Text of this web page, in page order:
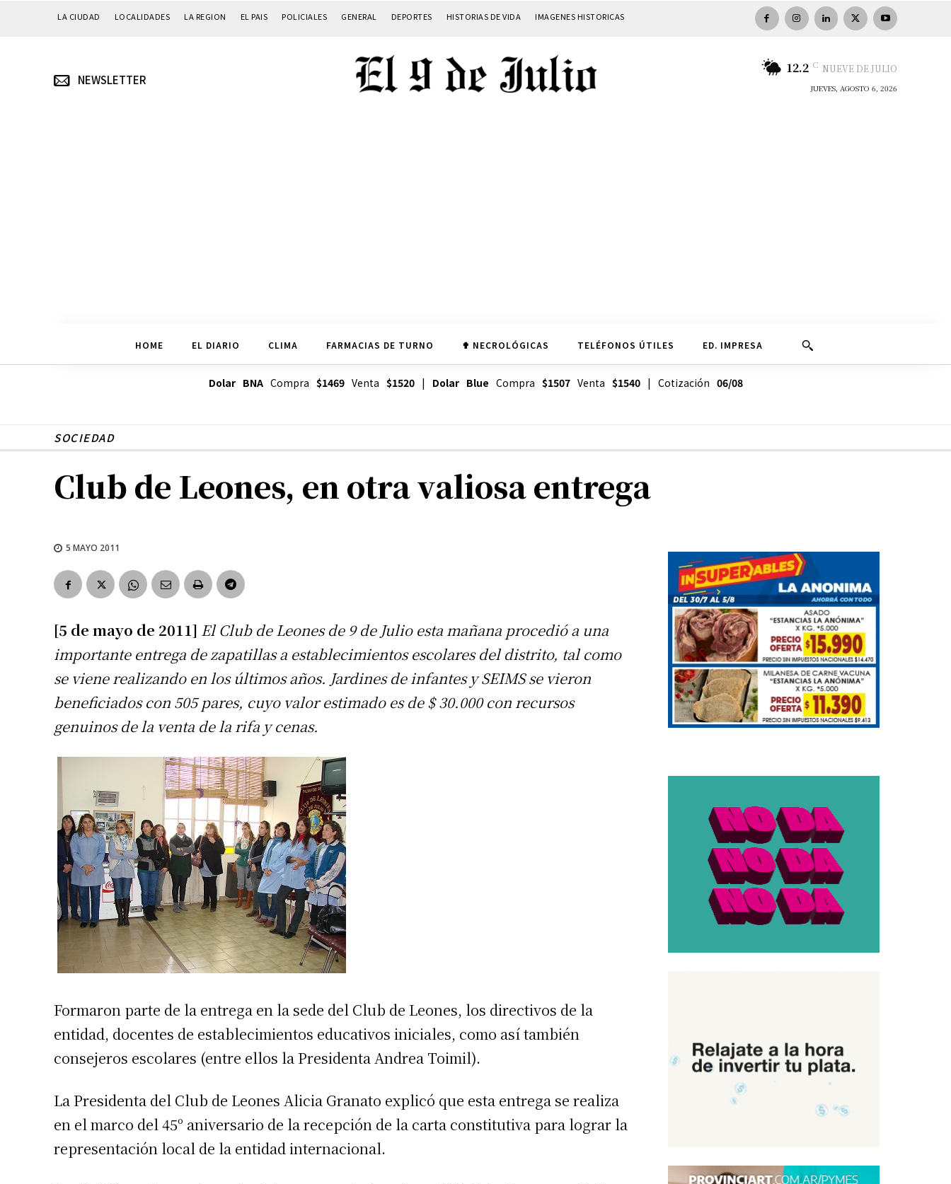
LA CIUDAD LOCALIDADES LA REGION EL PAIS POLICIALES GENERAL DEPORTES HISTORIAS DE VIDA IMAGENES HISTORICAS
NEWSLETTER
12.2 C NUEVE DE JULIO
JUEVES, AGOSTO 6, 2026
HOME EL DIARIO CLIMA FARMACIAS DE TURNO ✟ NECROLÓGICAS TELÉFONOS ÚTILES ED. IMPRESA
Dolar BNACompra $1469Venta $1520| Dolar Blue Compra $1507Venta $1540| Cotización 06/08
SOCIEDAD
Club de Leones, en otra valiosa entrega
5 MAYO 2011
[5 de mayo de 2011] El Club de Leones de 9 de Julio esta mañana procedió a una
importante entrega de zapatillas a establecimientos escolares del distrito, tal como
se viene realizando en los últimos años. Jardines de infantes y SEIMS se vieron
beneficiados con 505 pares, cuyo valor estimado es de $ 30.000 con recursos
genuinos de la venta de la rifa y cenas.
Formaron parte de la entrega en la sede del Club de Leones, los directivos de la
entidad, docentes de establecimientos educativos iniciales, como así también
consejeros escolares (entre ellos la Presidenta Andrea Toimil).
La Presidenta del Club de Leones Alicia Granato explicó que esta entrega se realiza
en el marco del 45º aniversario de la recepción de la carta constitutiva para lograr la
representación local de la entidad internacional.